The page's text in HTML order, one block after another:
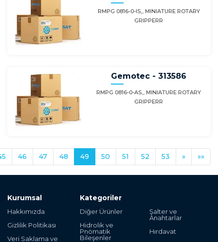
RMPG 0816-0-IS,, MINIATURE ROTARY
GRIPPERR
Gemotec - 313586
RMPG 0816-0-AS,, MINIATURE ROTARY
GRIPPERR
46 47 48 49 50 51 52 53 » »»
Kurumsal
Hakkımızda
Gizlilik Politikası
Veri Saklama ve
Kategoriler
Diğer Ürünler
Hidrolik ve
Pnömatik
Bileşenler
Şalter ve
Anahtarlar
Hırdavat